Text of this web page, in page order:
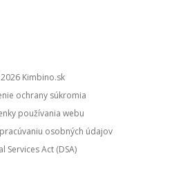
kimbino.sk
ochrany súkromia
používania webu
osobných údajov
Services Act (DSA)